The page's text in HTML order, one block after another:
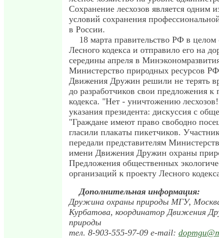
Сохранение лесхозов является одним
условий сохранения
в России.
18 марта правительство РФ в целом
Лесного кодекса и отправило его на
середины апреля в
Министерство природных ресурсов
Движения Дружин решили не терять
до разработчиков свои предложения к
кодекса. "Нет - уничтожению
указания президента: дискуссия с
"Граждане имеют право свободно
гласили плакаты пикетчиков.
передали представителям
имени Движения Дружин охраны
Предложения общественных
организаций к проекту Лесного
Дополнительная информация:
Дружина охраны природы МГУ,
Курбатова, координатор Движения
природы
тел. 8-903-555-97-09 e-mail: